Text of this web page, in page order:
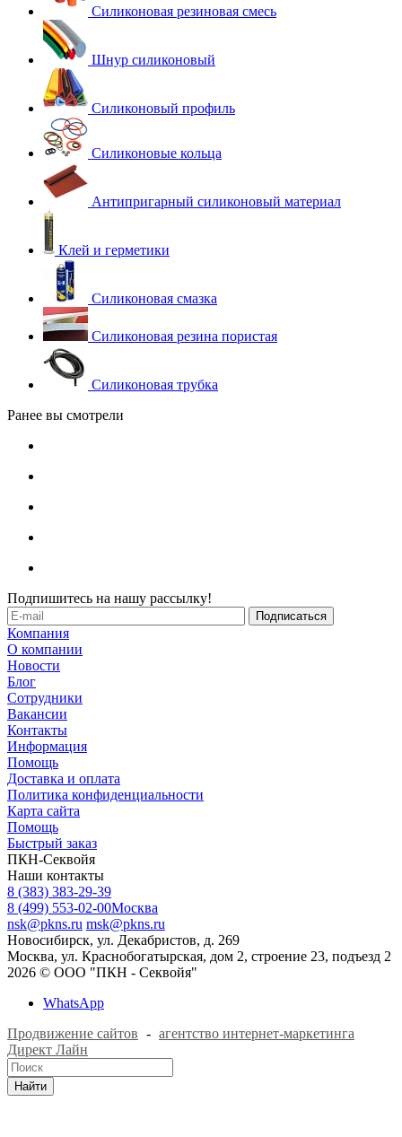
Силиконовая резиновая смесь
Шнур силиконовый
Силиконовый профиль
Силиконовые кольца
Антипригарный силиконовый материал
Клей и герметики
Силиконовая смазка
Силиконовая резина пористая
Силиконовая трубка
Ранее вы смотрели
Подпишитесь на нашу рассылку!
Компания
О компании
Новости
Блог
Сотрудники
Вакансии
Контакты
Информация
Помощь
Доставка и оплата
Политика конфиденциальности
Карта сайта
Помощь
Быстрый заказ
ПКН-Секвойя
Наши контакты
8 (383) 383-29-39
8 (499) 553-02-00Москва
nsk@pkns.ru msk@pkns.ru
Новосибирск, ул. Декабристов, д. 269
Москва, ул. Краснобогатырская, дом 2, строение 23, подъезд 2
2026 © ООО "ПКН - Секвойя"
WhatsApp
Продвижение сайтов - агентство интернет-маркетинга
Директ Лайн
Найти